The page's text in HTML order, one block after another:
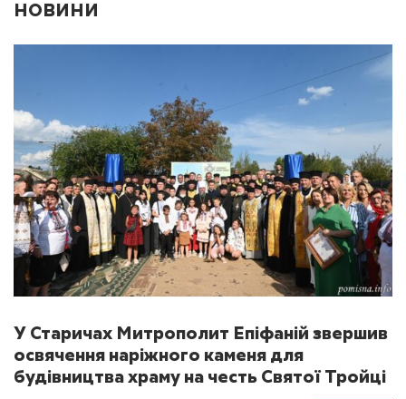
НОВИНИ
У Старичах Митрополит Епіфаній звершив
освячення наріжного каменя для
будівництва храму на честь Святої Тройці